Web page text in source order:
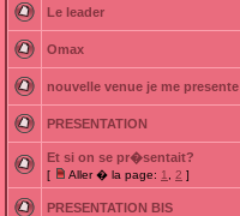
Le leader
Omax
nouvelle venue je me presente
PRESENTATION
Et si on se pr�sentait?
[ Aller � la page: 1 2 ]
PRESENTATION BIS